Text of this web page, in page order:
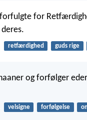
for
retfærdighed guds rige
og forfølger
velsigne forfølgelse